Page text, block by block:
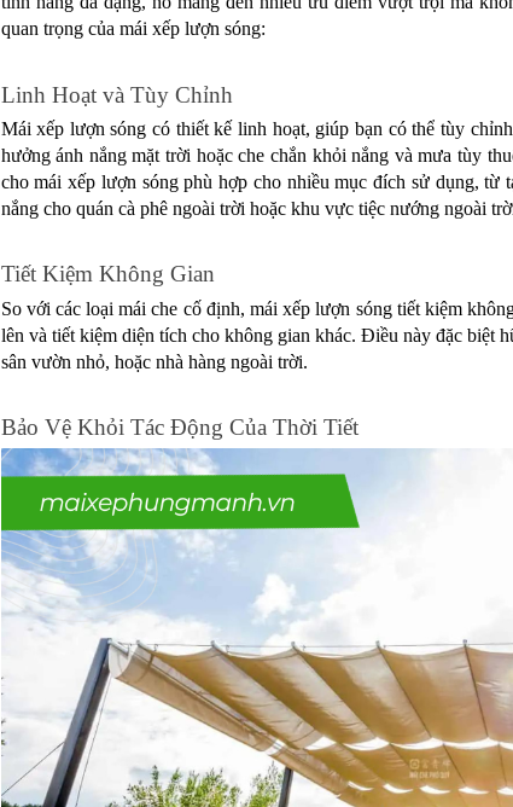
quan trọng của mái xếp lượn sóng:
Linh Hoạt và Tùy Chỉnh
Mái xếp lượn sóng có thiết kế linh hoạt, giúp bạn có thể tùy
hưởng ánh nắng mặt trời hoặc che chắn khỏi nắng và mưa tùy
cho mái xếp lượn sóng phù hợp cho nhiều mục đích sử dụng,
nắng cho quán cà phê ngoài trời hoặc khu vực tiệc nướng ngoài
Tiết Kiệm Không Gian
So với các loại mái che cố định, mái xếp lượn sóng tiết kiệm
lên và tiết kiệm diện tích cho không gian khác. Điều này đặc biệt
sân vườn nhỏ, hoặc nhà hàng ngoài trời.
Bảo Vệ Khỏi Tác Động Của Thời Tiết